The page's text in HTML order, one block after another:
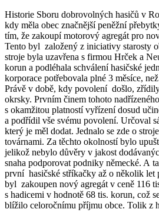
Historie Sboru dobrovolných hasičů v
kdy měla obec značnější peněžní
tím, že zakoupí motorový agregát pro
Tento byl založený z iniciativy starosty
stroje byla uzavřena s firmou Hrček a
korun a podléhala schválení hasičské
korporace potřebovala plné 3 měsíce,
Právě v době, kdy povolení došlo,
okrsky. Prvním činem tohoto
s okamžitou platností vyřízení dosud
a podřídil vše svému povolení. Určoval
který je měl dodat. Jednalo se zde o
továrnami. Za těchto okolností bylo
jelikož nebylo důvěry v jakost
snaha podporovat podniky německé. A
první hasičské stříkačky až o několik let
byl zakoupen nový agregát v ceně 116
s hadicemi v hodnotě 68 tis. korun, což
blížilo celoročnímu příjmu obce. Tolik z